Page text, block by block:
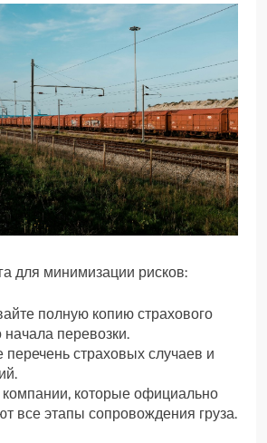
для минимизации рисков:
полную копию страхового
начала перевозки.
перечень страховых случаев и
компании, которые официально
все этапы сопровождения груза.